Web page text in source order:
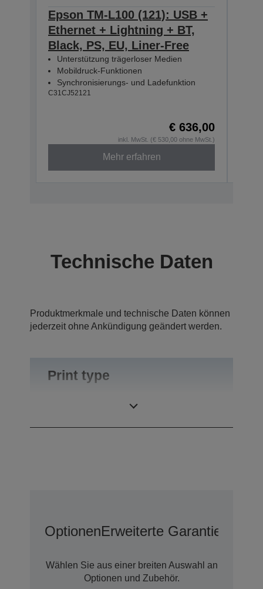
Epson TM-L100 (121): USB +
Ethernet + Lightning + BT,
Black, PS, EU, Liner-Free
Unterstützung trägerloser Medien
Mobildruck-Funktionen
Synchronisierungs- und Ladefunktion
C31CJ52121
€ 636,00
inkl. MwSt. (€ 530,00 ohne MwSt.)
Mehr erfahren
Technische Daten
Produktmerkmale und technische Daten können
jederzeit ohne Ankündigung geändert werden.
Print type
OptionenErweiterte
Wählen Sie aus einer breiten Auswahl an
Optionen und Zubehör.